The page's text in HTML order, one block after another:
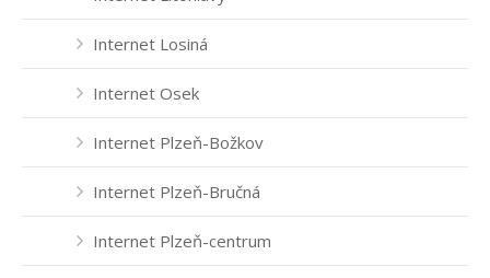
Internet Losiná
Internet Osek
Internet Plzeň-Božkov
Internet Plzeň-Bručná
Internet Plzeň-centrum